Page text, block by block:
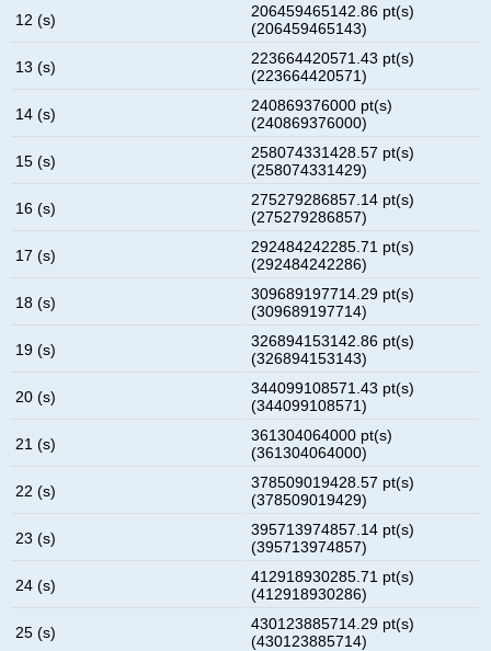
12 (s)
206459465142.86 pt(s)
(206459465143)
13 (s)
223664420571.43 pt(s)
(223664420571)
14 (s)
240869376000 pt(s)
(240869376000)
15 (s)
258074331428.57 pt(s)
(258074331429)
16 (s)
275279286857.14 pt(s)
(275279286857)
17 (s)
292484242285.71 pt(s)
(292484242286)
18 (s)
309689197714.29 pt(s)
(309689197714)
19 (s)
326894153142.86 pt(s)
(326894153143)
20 (s)
344099108571.43 pt(s)
(344099108571)
21 (s)
361304064000 pt(s)
(361304064000)
22 (s)
378509019428.57 pt(s)
(378509019429)
23 (s)
395713974857.14 pt(s)
(395713974857)
24 (s)
412918930285.71 pt(s)
(412918930286)
25 (s)
430123885714.29 pt(s)
(430123885714)